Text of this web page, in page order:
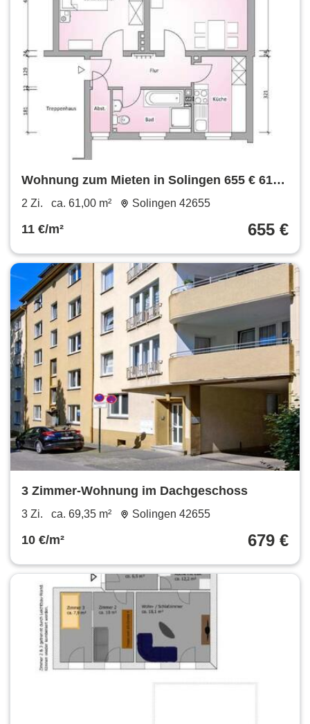
Wohnung zum Mieten in Solingen 655 € 61
m²
2 Zi. ca. 61,00 m² Solingen 42655
11 €/m² 655 €
3 Zimmer-Wohnung im Dachgeschoss
3 Zi. ca. 69,35 m² Solingen 42655
10 €/m² 679 €